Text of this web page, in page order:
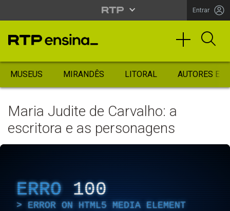
Entrar
MUSEUS MIRANDÊS LITORAL AUTORES
Maria Judite de Carvalho: a
escritora e as personagens
ERRO 100
ERROR ON HTML5 MEDIA ELEMENT